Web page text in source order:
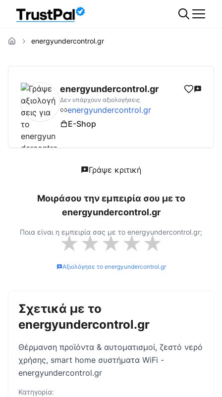
energyundercontrol.gr
energyundercontrol.grΑξιολογήσεις | Δες
energyundercontrol.gr
Δεν υπάρχουν αξιολογήσεις
energyundercontrol.gr
E-Shop
Γράψε κριτική
Μοιράσου την εμπειρία σου με το
energyundercontrol.gr
Ποια είναι η εμπειρία σας με το energyundercontrol.gr;
★★★★★
Αξιολόγησε το energyundercontrol.gr
Σχετικά με το
energyundercontrol.gr
Θέρμανση προϊόντα & αυτοματισμοί, ζεστό νερό
χρήσης, smart home συστήματα WiFi -
energyundercontrol.gr
Κατηγορία: